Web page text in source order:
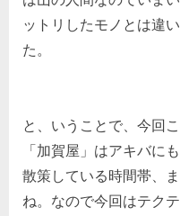
ットリしたモノとは違
た。
と、いうことで、今回
「加賀屋」はアキバに
散策している時間帯、
ね。なので今回はテク